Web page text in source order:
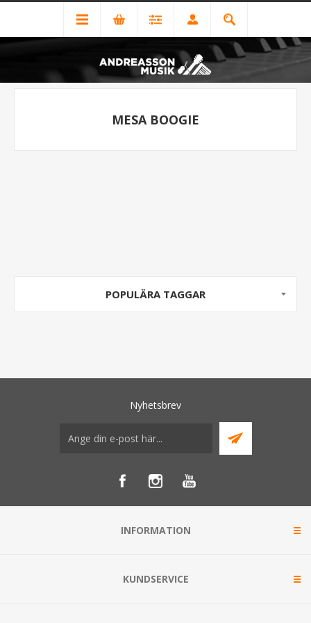
MESA BOOGIE
POPULÄRA TAGGAR
Nyhetsbrev
INFORMATION
KUNDSERVICE